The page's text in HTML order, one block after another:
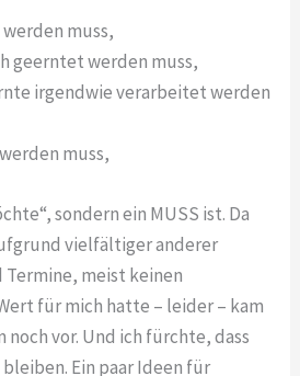
muss,
geerntet werden muss,
irgendwie verarbeitet werden
muss,
sondern ein MUSS ist. Da
vielfältiger anderer
meist keinen
für mich hatte – leider – kam
noch vor. Und ich fürchte, dass
Ein paar Ideen für